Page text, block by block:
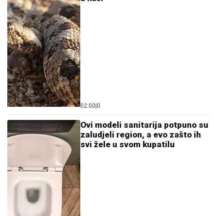
02:00 0
Ovi modeli sanitarija potpuno su
zaludjeli region, a evo zašto ih
svi žele u svom kupatilu